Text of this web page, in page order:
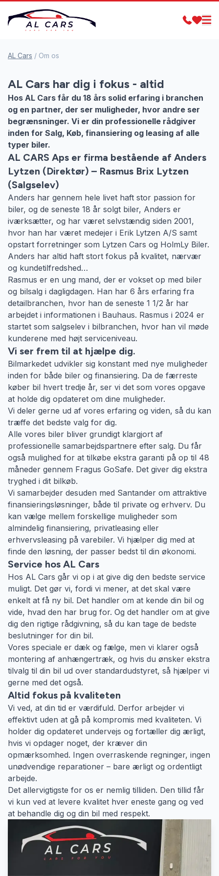
AL Cars / Om os
AL Cars har dig i fokus - altid
Hos AL Cars får du 18 års solid erfaring i branchen
og en partner, der ser muligheder, hvor andre ser
begrænsninger. Vi er din professionelle rådgiver
inden for Salg, Køb, finansiering og leasing af alle
typer biler.
AL CARS Aps er firma bestående af Anders
Lytzen (Direktør) – Rasmus Brix Lytzen
(Salgselev)
Anders har gennem hele livet haft stor passion for
biler, og de seneste 18 år solgt biler, Anders er
iværksætter, og har været selvstændig siden 2001,
hvor han har været medejer i Erik Lytzen A/S samt
opstart forretninger som Lytzen Cars og HolmLy Biler.
Anders har altid haft stort fokus på kvalitet, nærvær
og kundetilfredshed…
Rasmus er en ung mand, der er vokset op med biler
og bilsalg i dagligdagen. Han har 6 års erfaring fra
detailbranchen, hvor han de seneste 1 1/2 år har
arbejdet i informationen i Bauhaus. Rasmus i 2024 er
startet som salgselev i bilbranchen, hvor han vil møde
kunderene med højt serviceniveau.
Vi ser frem til at hjælpe dig.
Bilmarkedet udvikler sig konstant med nye muligheder
inden for både biler og finansiering. Da de færreste
køber bil hvert tredje år, ser vi det som vores opgave
at holde dig opdateret om dine muligheder.
Vi deler gerne ud af vores erfaring og viden, så du kan
træffe det bedste valg for dig.
Alle vores biler bliver grundigt klargjort af
professionelle samarbejdspartnere efter salg. Du får
også mulighed for at tilkøbe ekstra garanti på op til 48
måneder gennem Fragus GoSafe. Det giver dig ekstra
tryghed i dit bilkøb.
Vi samarbejder desuden med Santander om attraktive
finansieringsløsninger, både til private og erhverv. Du
kan vælge mellem forskellige muligheder som
almindelig finansiering, privatleasing eller
erhvervsleasing på varebiler. Vi hjælper dig med at
finde den løsning, der passer bedst til din økonomi.
Service hos AL Cars
Hos AL Cars går vi op i at give dig den bedste service
muligt. Det gør vi, fordi vi mener, at det skal være
enkelt at få ny bil. Det handler om at kende din bil og
vide, hvad den har brug for. Og det handler om at give
dig den rigtige rådgivning, så du kan tage de bedste
beslutninger for din bil.
Vores speciale er dæk og fælge, men vi klarer også
montering af anhængertræk, og hvis du ønsker ekstra
tilvalg til din bil ud over standardudstyret, så hjælper vi
gerne med det også.
Altid fokus på kvaliteten
Vi ved, at din tid er værdifuld. Derfor arbejder vi
effektivt uden at gå på kompromis med kvaliteten. Vi
holder dig opdateret undervejs og fortæller dig ærligt,
hvis vi opdager noget, der kræver din
opmærksomhed. Ingen overraskende regninger, ingen
unødvendige reparationer – bare ærligt og ordentligt
arbejde.
Det allervigtigste for os er nemlig tilliden. Den tillid får
vi kun ved at levere kvalitet hver eneste gang og ved
at behandle dig og din bil med respekt.